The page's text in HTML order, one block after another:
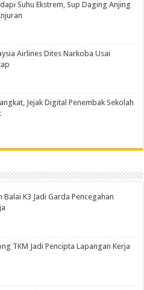
Suhu Ekstrem, Sup Daging Anjing
Airlines Dites Narkoba Usai
Jejak Digital Penembak Sekolah
Balai K3 Jadi Garda Pencegahan
TKM Jadi Pencipta Lapangan Kerja